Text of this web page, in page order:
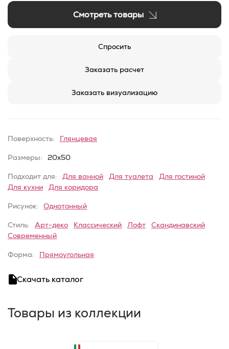
Смотреть товары
Спросить
Заказать расчет
Заказать визуализацию
Поверхность: Глянцевая
Размеры: 20x50
Подходит для: Для ванной Для туалета
Для гостиной
Для кухни
Для коридора
Рисунок: Однотонный
Стиль: Арт-деко Классический Лофт
Скандинавский
Современный
Форма: Прямоугольная
Скачать каталог
Товары из коллекции